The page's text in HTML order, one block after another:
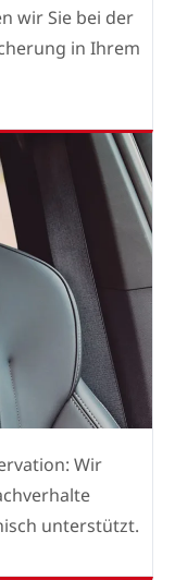
wir Sie bei der
in Ihrem
Wir
unterstützt.